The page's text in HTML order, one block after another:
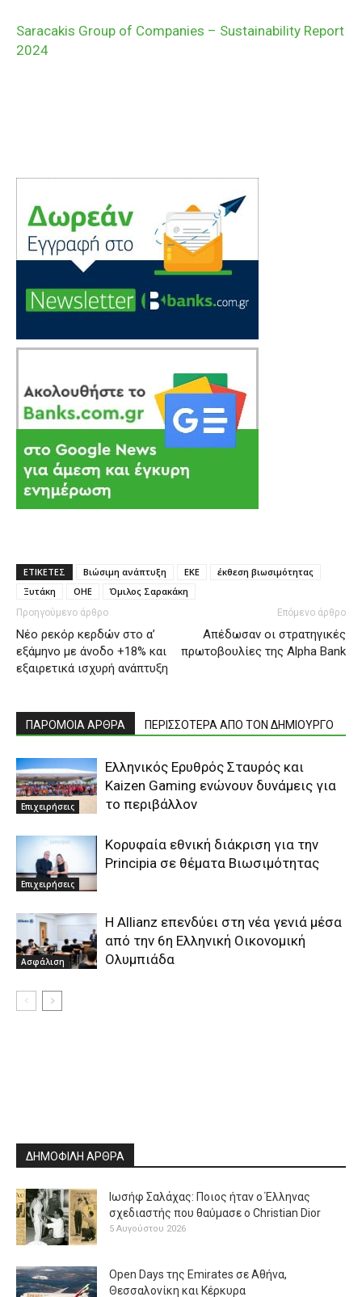
Saracakis Group of Companies – Sustainability Report
2024
ΕΤΙΚΕΤΕΣ Βιώσιμη ανάπτυξη ΕΚΕ
έκθεση βιωσιμότητας
Ξυτάκη
ΟΗΕ Όμιλος Σαρακάκη
Προηγούμενο άρθρο
Νέο ρεκόρ κερδών στο α’
εξάμηνο με άνοδο +18% και
εξαιρετικά ισχυρή ανάπτυξη
Επόμενο άρθρο
Απέδωσαν οι στρατηγικές
πρωτοβουλίες της Alpha Bank
ΠΑΡΟΜΟΙΑ ΑΡΘΡΑ ΠΕΡΙΣΣΟΤΕΡΑ ΑΠΟ ΤΟΝ ΔΗΜΙΟΥΡΓΟ
Επιχειρήσεις
Ελληνικός Ερυθρός Σταυρός και
Kaizen Gaming ενώνουν δυνάμεις για
το περιβάλλον
Επιχειρήσεις
Κορυφαία εθνική διάκριση για την
Principia σε θέματα Βιωσιμότητας
Ασφάλιση
Η Allianz επενδύει στη νέα γενιά μέσα
από την 6η Ελληνική Οικονομική
Ολυμπιάδα
ΔΗΜΟΦΙΛΗ ΑΡΘΡΑ
Ιωσήφ Σαλάχας: Ποιος ήταν ο Έλληνας
σχεδιαστής που θαύμασε ο Christian Dior
5 Αυγούστου 2026
Open Days της Emirates σε Αθήνα,
Θεσσαλονίκη και Κέρκυρα